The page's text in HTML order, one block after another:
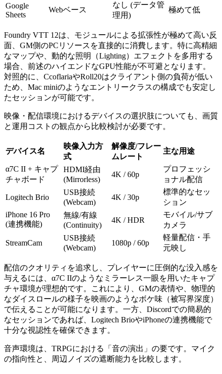
Google
Sheets
Webベース
なし (データ管
理用)
極めて低
Foundry VTT 12は、モジュールによる拡張性が極めて高い反
面、GM側のPCリソースを直接的に消費します。特に高精細
なマップや、動的な照明（Lighting）エフェクトを多用する
場合、前述のハイエンドなGPU性能が不可避となります。
対照的に、CcoflariaやRoll20はクライアント側の負荷が低い
ため、Mac miniのようなエントリークラスの構成でも安定し
たセッションが可能です。
映像・配信環境におけるデバイスの選択肢についても、画質
と運用コストの観点から比較検討が必要です。
デバイス名
映像入力方
式
解像度/フレー
ムレート
主な用途
α7C II + キャプ
チャボード
HDMI経由
(Mirrorless)
4K / 60p
プロフェッシ
ョナル配信
Logitech Brio
USB接続
(Webcam)
4K / 30p
標準的なセッ
ション
iPhone 16 Pro
(連携機能)
無線/有線
(Continuity)
4K / HDR
モバイル/サブ
カメラ
StreamCam
USB接続
(Webcam)
1080p / 60p
軽量配信・手
元映し
配信のクオリティを追求し、プレイヤーに圧倒的な没入感を
与えるには、α7C IIのようなミラーレス一眼を用いたキャプ
チャ環境が理想的です。これにより、GMの表情や、物理的
なダイスロールの様子を映画のようなボケ味（被写界深度）
で伝えることが可能になります。一方、Discordでの簡易的
なセッションであれば、Logitech BrioやiPhoneの連携機能で
十分な視認性を確保できます。
音声環境は、TRPGにおける「音の演出」の要です。マイク
の指向性と、周辺ノイズの遮断能力を比較します。